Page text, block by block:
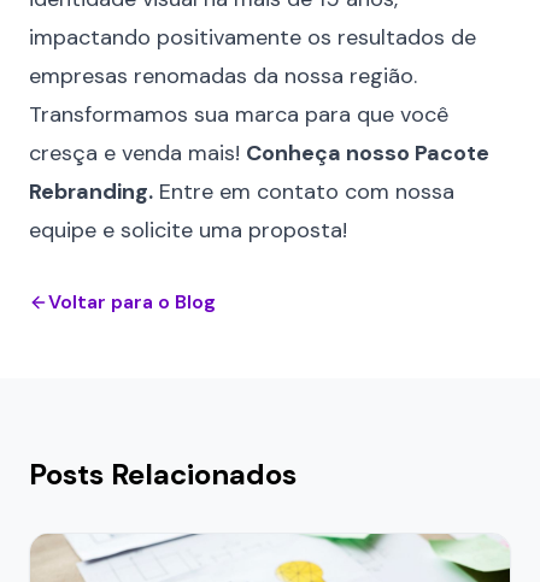
impactando positivamente os resultados de
empresas renomadas da nossa região.
Transformamos sua marca para que você
cresça e venda mais! Conheça nosso Pacote
Rebranding. Entre em contato com nossa
equipe e solicite uma proposta!
Voltar para o Blog
Posts Relacionados